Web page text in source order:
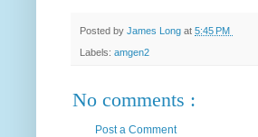
Posted by James Long at 5:45 PM
Labels: amgen2
No comments :
Post a Comment